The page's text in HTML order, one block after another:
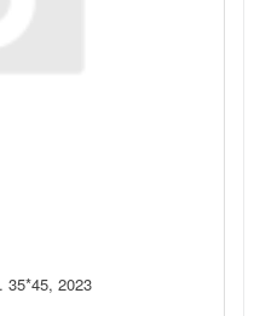
2023